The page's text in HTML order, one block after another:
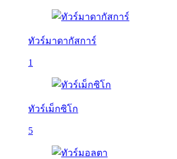
ทัวร์มาดากัสการ์
1
ทัวร์เม็กซิโก
5